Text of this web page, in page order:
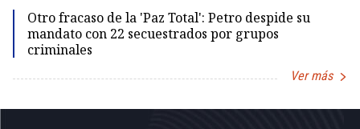
Otro fracaso de la 'Paz Total': Petro despide su
mandato con 22 secuestrados por grupos
criminales
Ver más
1